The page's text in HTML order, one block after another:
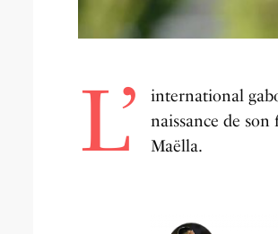
L’ international
naissance de son
Maëlla.